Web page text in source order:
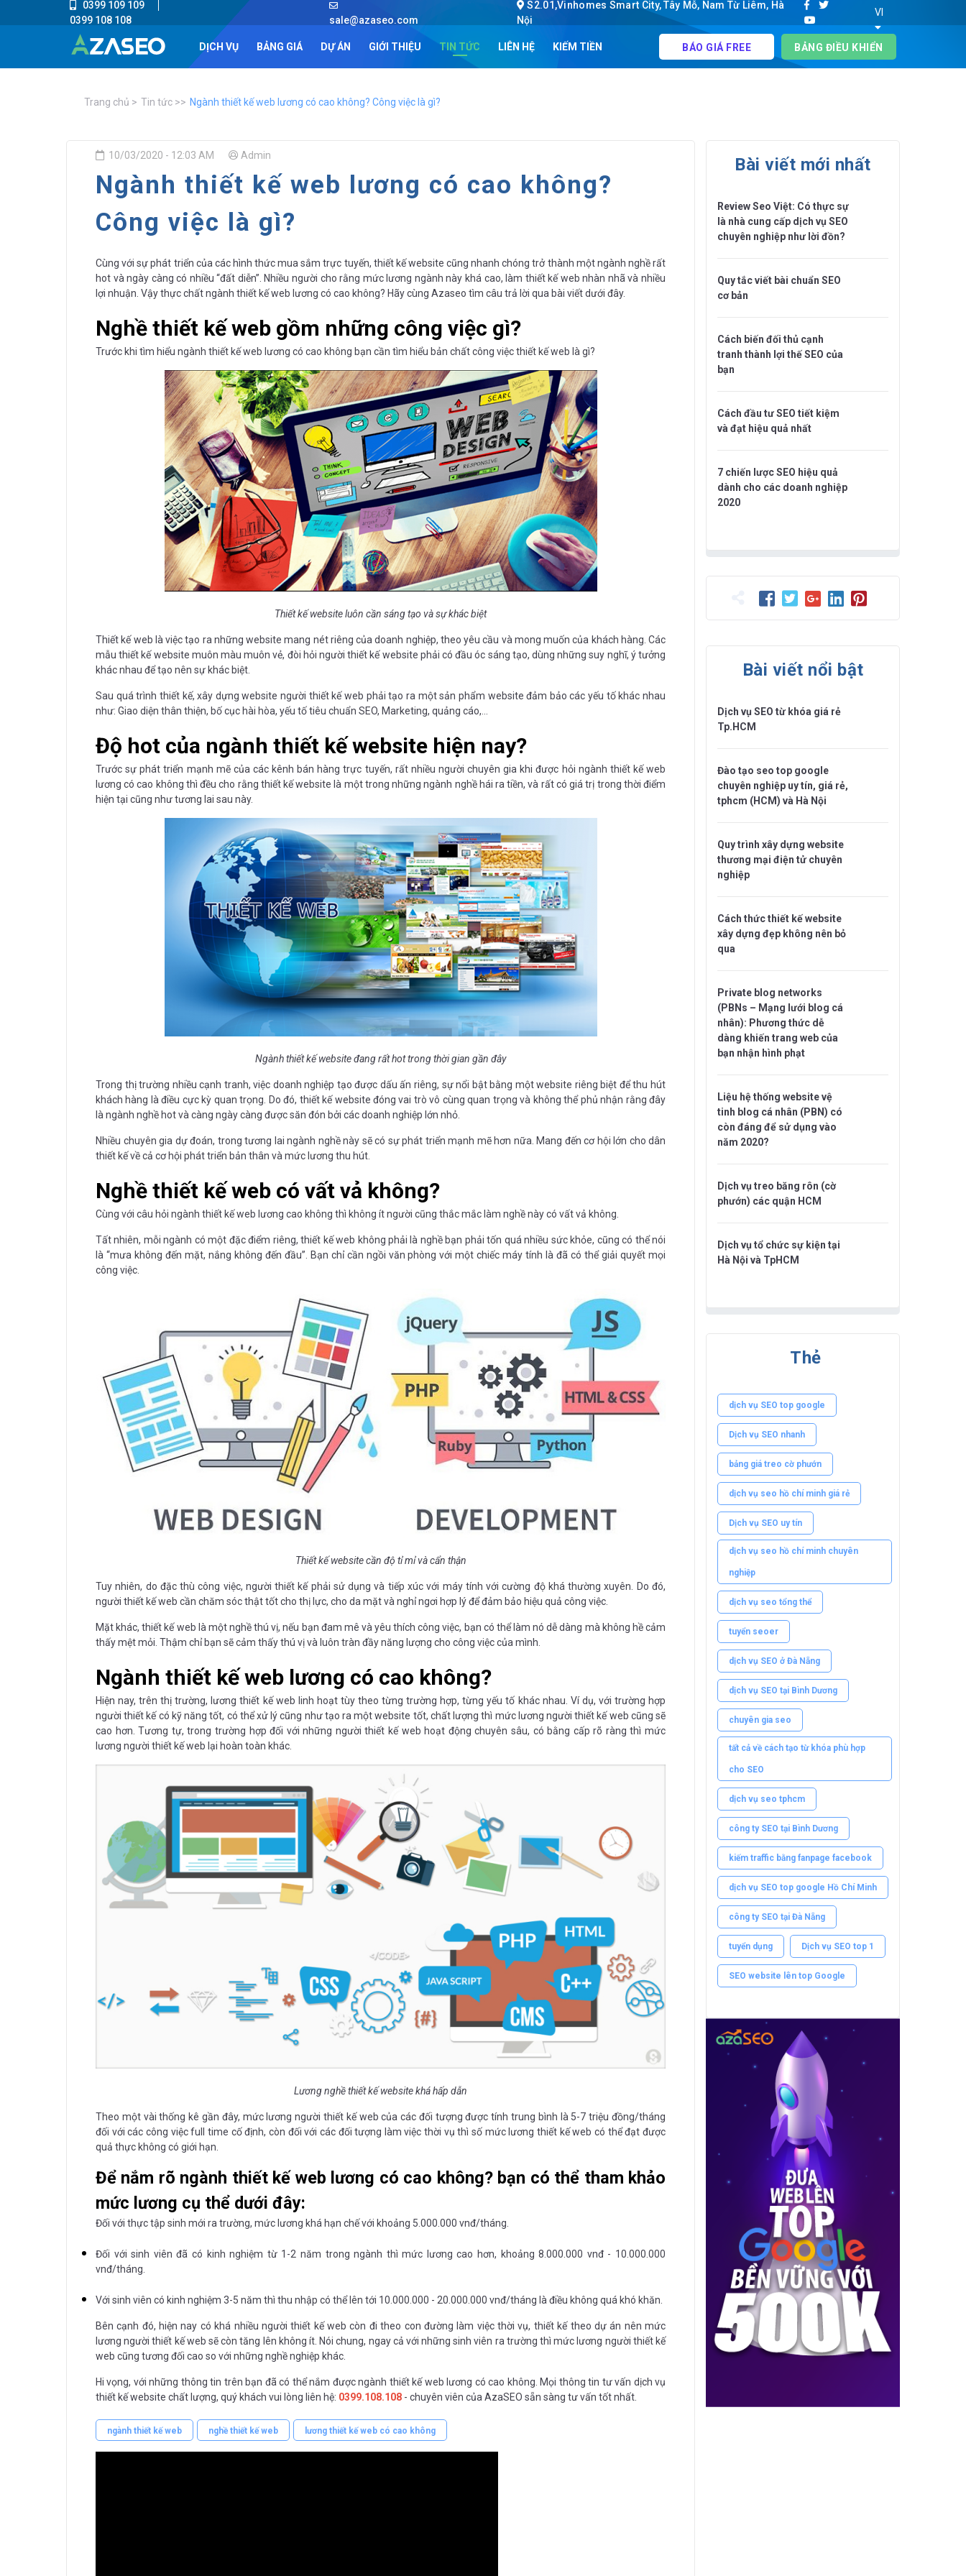
0399 109 109
0399 108 108
sale@azaseo.com
S2.01,Vinhomes Smart City, Tây Mỗ, Nam Từ Liêm, Hà
Nội
VI
DỊCH VỤ BẢNG GIÁ DỰ ÁN GIỚI THIỆU TIN TỨC LIÊN HỆ KIẾM TIỀN BÁO GIÁ FREE BẢNG ĐIỀU KHIỂN
Trang chủ Tin tức Ngành thiết kế web lương có cao không? Công việc là gì?
10/03/2020 - 12:03 AM Admin
Ngành thiết kế web lương có cao không?
Công việc là gì?
Cùng với sự phát triển của các hình thức mua sắm trực tuyến, thiết kế website cũng nhanh chóng trở thành một ngành nghề rất
hot và ngày càng có nhiều “đất diễn”. Nhiều người cho rằng mức lương ngành này khá cao, làm thiết kế web nhàn nhã và nhiều
lợi nhuận. Vậy thực chất ngành thiết kế web lương có cao không? Hãy cùng Azaseo tìm câu trả lời qua bài viết dưới đây.
Nghề thiết kế web gồm những công việc gì?
Trước khi tìm hiểu ngành thiết kế web lương có cao không bạn cần tìm hiểu bản chất công việc thiết kế web là gì?
Thiết kế website luôn cần sáng tạo và sự khác biệt
Thiết kế web là việc tạo ra những website mang nét riêng của doanh nghiệp, theo yêu cầu và mong muốn của khách hàng. Các
mẫu thiết kế website muôn màu muôn vẻ, đòi hỏi người thiết kế website phải có đầu óc sáng tạo, dùng những suy nghĩ, ý tưởng
khác nhau để tạo nên sự khác biệt.
Sau quá trình thiết kế, xây dựng website người thiết kế web phải tạo ra một sản phẩm website đảm bảo các yếu tố khác nhau
như: Giao diện thân thiện, bố cục hài hòa, yếu tố tiêu chuẩn SEO, Marketing, quảng cáo,…
Độ hot của ngành thiết kế website hiện nay?
Trước sự phát triển mạnh mẽ của các kênh bán hàng trực tuyến, rất nhiều người chuyên gia khi được hỏi ngành thiết kế web
lương có cao không thì đều cho rằng thiết kế website là một trong những ngành nghề hái ra tiền, và rất có giá trị trong thời điểm
hiện tại cũng như tương lai sau này.
Ngành thiết kế website đang rất hot trong thời gian gần đây
Trong thị trường nhiều cạnh tranh, việc doanh nghiệp tạo được dấu ấn riêng, sự nổi bật bằng một website riêng biệt để thu hút
khách hàng là điều cực kỳ quan trọng. Do đó, thiết kế website đóng vai trò vô cùng quan trọng và không thể phủ nhận rằng đây
là ngành nghề hot và càng ngày càng được săn đón bởi các doanh nghiệp lớn nhỏ.
Nhiều chuyên gia dự đoán, trong tương lai ngành nghề này sẽ có sự phát triển mạnh mẽ hơn nữa. Mang đến cơ hội lớn cho dân
thiết kế về cả cơ hội phát triển bản thân và mức lương thu hút.
Nghề thiết kế web có vất vả không?
Cùng với câu hỏi ngành thiết kế web lương cao không thì không ít người cũng thắc mắc làm nghề này có vất vả không.
Tất nhiên, mỗi ngành có một đặc điểm riêng, thiết kế web không phải là nghề bạn phải tốn quá nhiều sức khỏe, cũng có thể nói
là “mưa không đến mặt, nắng không đến đầu”. Bạn chỉ cần ngồi văn phòng với một chiếc máy tính là đã có thể giải quyết mọi
công việc.
Thiết kế website cần độ tỉ mỉ và cẩn thận
Tuy nhiên, do đặc thù công việc, người thiết kế phải sử dụng và tiếp xúc với máy tính với cường độ khá thường xuyên. Do đó,
người thiết kế web cần chăm sóc thật tốt cho thị lực, cho da mặt và nghỉ ngơi hợp lý để đảm bảo hiệu quả công việc.
Mặt khác, thiết kế web là một nghề thú vị, nếu bạn đam mê và yêu thích công việc, bạn có thể làm nó dễ dàng mà không hề cảm
thấy mệt mỏi. Thậm chỉ bạn sẽ cảm thấy thú vị và luôn tràn đầy năng lượng cho công việc của mình.
Ngành thiết kế web lương có cao không?
Hiện nay, trên thị trường, lương thiết kế web linh hoạt tùy theo từng trường hợp, từng yếu tố khác nhau. Ví dụ, với trường hợp
người thiết kế có kỹ năng tốt, có thể xử lý cũng như tạo ra một website tốt, chất lượng thì mức lương người thiết kế web cũng sẽ
cao hơn. Tương tự, trong trường hợp đối với những người thiết kế web hoạt động chuyên sâu, có bằng cấp rõ ràng thì mức
lương người thiết kế web lại hoàn toàn khác.
Lương nghề thiết kế website khá hấp dẫn
Theo một vài thống kê gần đây, mức lương người thiết kế web của các đối tượng được tính trung bình là 5-7 triệu đồng/tháng
đối với các công việc full time cố định, còn đối với các đối tượng làm việc thời vụ thì số mức lương thiết kế web có thể đạt được
quả thực không có giới hạn.
Để nắm rõ ngành thiết kế web lương có cao không? bạn có thể tham khảo
mức lương cụ thể dưới đây:
Đối với thực tập sinh mới ra trường, mức lương khá hạn chế với khoảng 5.000.000 vnđ/tháng.
Đối với sinh viên đã có kinh nghiệm từ 1-2 năm trong ngành thì mức lương cao hơn, khoảng 8.000.000 vnđ - 10.000.000
vnđ/tháng.
Với sinh viên có kinh nghiệm 3-5 năm thì thu nhập có thể lên tới 10.000.000 - 20.000.000 vnđ/tháng là điều không quá khó khăn.
Bên cạnh đó, hiện nay có khá nhiều người thiết kế web còn đi theo con đường làm việc thời vụ, thiết kế theo dự án nên mức
lương người thiết kế web sẽ còn tăng lên không ít. Nói chung, ngay cả với những sinh viên ra trường thì mức lương người thiết kế
web cũng tương đối cao so với những nghề nghiệp khác.
Hi vọng, với những thông tin trên bạn đã có thể nắm được ngành thiết kế web lương có cao không. Mọi thông tin tư vấn dịch vụ
thiết kế website chất lượng, quý khách vui lòng liên hệ: 0399.108.108 - chuyên viên của AzaSEO sẵn sàng tư vấn tốt nhất.
ngành thiết kế web nghề thiết kế web lương thiết kế web có cao không
Bài viết mới nhất
Review Seo Việt: Có thực sự
là nhà cung cấp dịch vụ SEO
chuyên nghiệp như lời đồn?
Quy tắc viết bài chuẩn SEO
cơ bản
Cách biến đối thủ cạnh
tranh thành lợi thế SEO của
bạn
Cách đầu tư SEO tiết kiệm
và đạt hiệu quả nhất
7 chiến lược SEO hiệu quả
dành cho các doanh nghiệp
2020
Bài viết nổi bật
Dịch vụ SEO từ khóa giá rẻ
Tp.HCM
Đào tạo seo top google
chuyên nghiệp uy tín, giá rẻ,
tphcm (HCM) và Hà Nội
Quy trình xây dựng website
thương mại điện tử chuyên
nghiệp
Cách thức thiết kế website
xây dựng đẹp không nên bỏ
qua
Private blog networks
(PBNs – Mạng lưới blog cá
nhân): Phương thức dễ
dàng khiến trang web của
bạn nhận hình phạt
Liệu hệ thống website vệ
tinh blog cá nhân (PBN) có
còn đáng để sử dụng vào
năm 2020?
Dịch vụ treo băng rôn (cờ
phướn) các quận HCM
Dịch vụ tổ chức sự kiện tại
Hà Nội và TpHCM
Thẻ
dịch vụ SEO top google
Dịch vụ SEO nhanh
bảng giá treo cờ phướn
dịch vụ seo hồ chí minh giá rẻ
Dịch vụ SEO uy tín
dịch vụ seo hồ chí minh chuyên
nghiệp
dịch vụ seo tổng thể
tuyển seoer
dịch vụ SEO ở Đà Nẵng
dịch vụ SEO tại Bình Dương
chuyên gia seo
tất cả về cách tạo từ khóa phù hợp
cho SEO
dịch vụ seo tphcm
công ty SEO tại Bình Dương
kiếm traffic bằng fanpage facebook
dịch vụ SEO top google Hồ Chí Minh
công ty SEO tại Đà Nẵng
tuyển dụng Dịch vụ SEO top 1
SEO website lên top Google